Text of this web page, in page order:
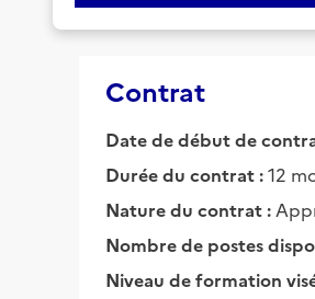
Contrat
Date de début de
Durée du contrat :12
Nature du contrat :
Nombre de postes
Niveau de formation